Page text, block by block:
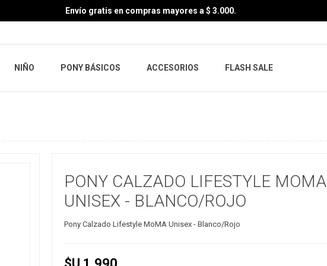
Envío gratis en compras mayores a $ 3.000.
NIÑO PONY BÁSICOS ACCESORIOS FLASH SALE
PONY CALZADO LIFESTYLE MOMA
UNISEX - BLANCO/ROJO
Pony Calzado Lifestyle MoMA Unisex - Blanco/Rojo